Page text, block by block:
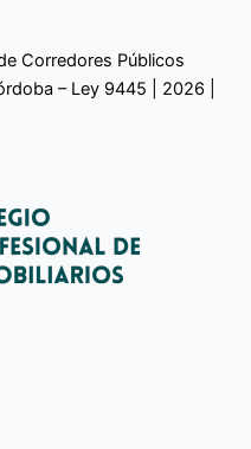
Corredores Públicos
– Ley 9445 | 2026 |